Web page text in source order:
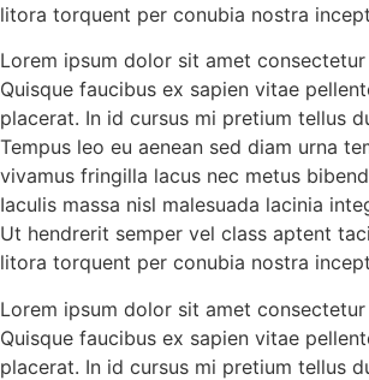
litora torquent per conubia nostra
Lorem ipsum dolor sit amet
Quisque faucibus ex sapien vitae
placerat. In id cursus mi pretium tellus
Tempus leo eu aenean sed diam urna
vivamus fringilla lacus nec metus
Iaculis massa nisl malesuada lacinia
Ut hendrerit semper vel class aptent
litora torquent per conubia nostra
Lorem ipsum dolor sit amet
Quisque faucibus ex sapien vitae
placerat. In id cursus mi pretium tellus